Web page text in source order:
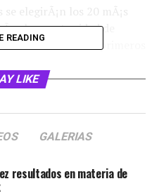
elegirÃ¡n los 20 mÃ¡s
la oportunidad de
Toluca. Los tres primeros
dÃ­a 26 de diciembre del
del aÃ±o 2017 y
empresas participantes,
Izcalli y la FundaciÃ³n
READING
LIKE
GALERIAS
resultados en materia de